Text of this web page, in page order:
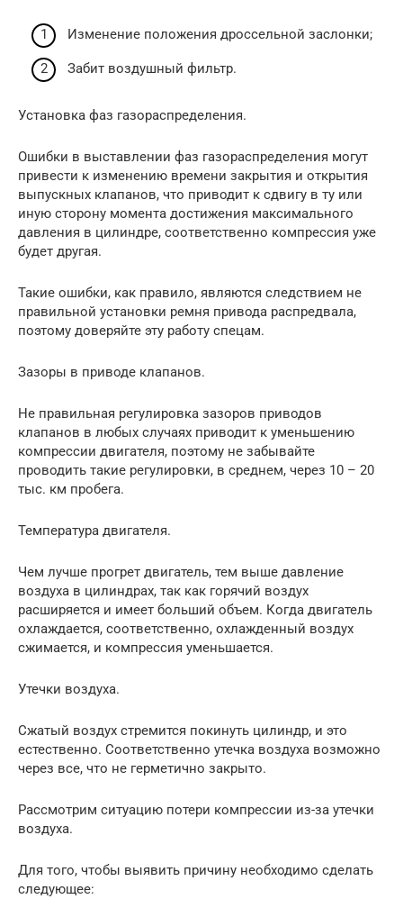
Изменение положения дроссельной заслонки;
Забит воздушный фильтр.
Установка фаз газораспределения.
Ошибки в выставлении фаз газораспределения могут
привести к изменению времени закрытия и открытия
выпускных клапанов, что приводит к сдвигу в ту или
иную сторону момента достижения максимального
давления в цилиндре, соответственно компрессия уже
будет другая.
Такие ошибки, как правило, являются следствием не
правильной установки ремня привода распредвала,
поэтому доверяйте эту работу спецам.
Зазоры в приводе клапанов.
Не правильная регулировка зазоров приводов
клапанов в любых случаях приводит к уменьшению
компрессии двигателя, поэтому не забывайте
проводить такие регулировки, в среднем, через 10 – 20
тыс. км пробега.
Температура двигателя.
Чем лучше прогрет двигатель, тем выше давление
воздуха в цилиндрах, так как горячий воздух
расширяется и имеет больший объем. Когда двигатель
охлаждается, соответственно, охлажденный воздух
сжимается, и компрессия уменьшается.
Утечки воздуха.
Сжатый воздух стремится покинуть цилиндр, и это
естественно. Соответственно утечка воздуха возможно
через все, что не герметично закрыто.
Рассмотрим ситуацию потери компрессии из-за утечки
воздуха.
Для того, чтобы выявить причину необходимо сделать
следующее: